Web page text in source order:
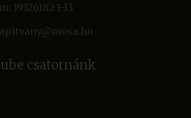
19326182-1-13
csatornánk